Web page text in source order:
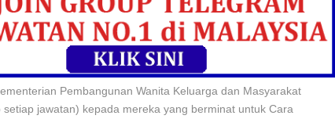
Pembangunan Wanita Keluarga dan Masyarakat
jawatan) kepada mereka yang berminat untuk Cara